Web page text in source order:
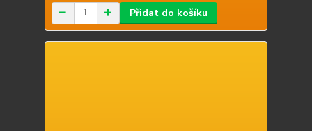
Přidat do košíku